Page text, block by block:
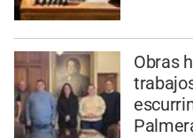
Obras